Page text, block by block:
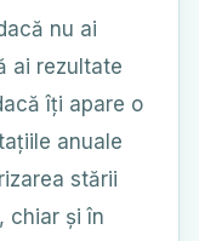
nu ai
ai rezultate
îți apare o
anuale
stării
chiar și în